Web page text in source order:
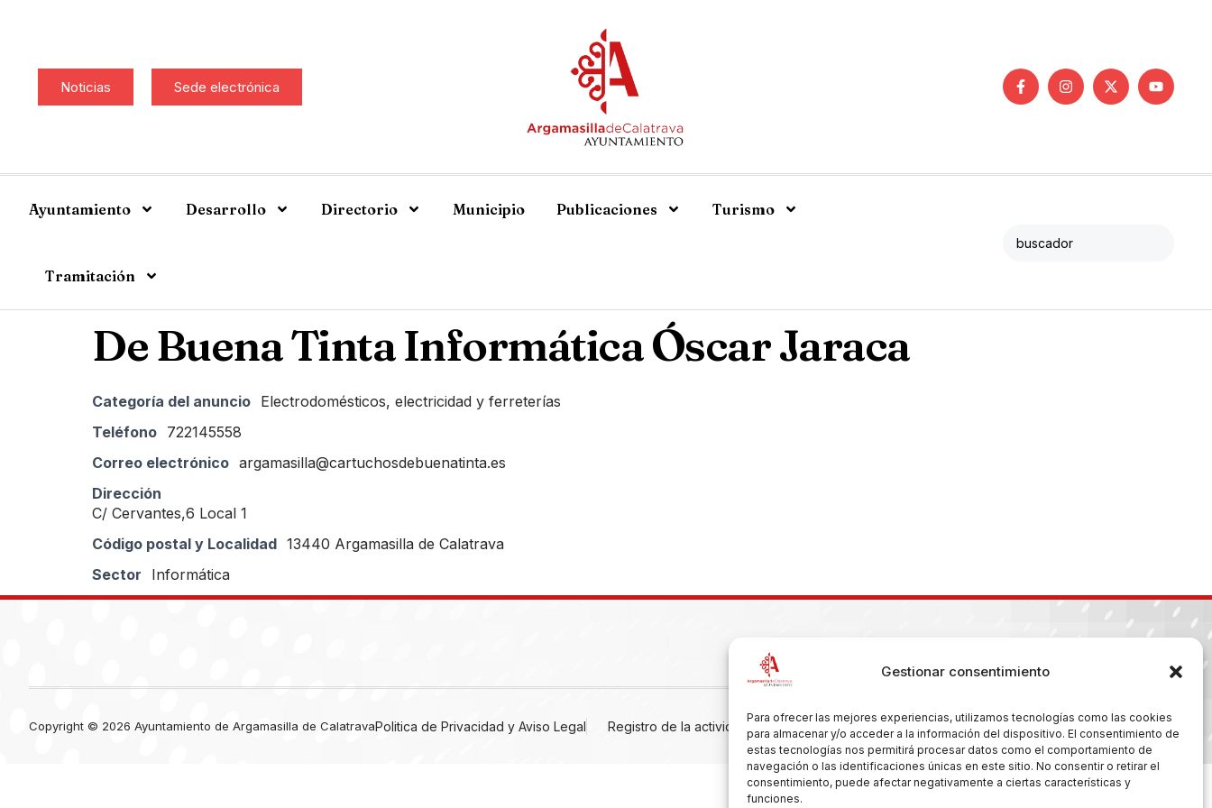
Gestionar consentimiento
Para ofrecer las mejores experiencias, utilizamos tecnologías como las cookies
para almacenar y/o acceder a la información del dispositivo. El consentimiento de
estas tecnologías nos permitirá procesar datos como el comportamiento de
navegación o las identificaciones únicas en este sitio. No consentir o retirar el
consentimiento, puede afectar negativamente a ciertas características y
funciones.
Noticias Sede electrónica
Ayuntamiento Desarrollo Directorio Municipio Publicaciones Turismo
Tramitación
De Buena Tinta Informática Óscar Jaraca
Categoría del anuncio Electrodomésticos, electricidad y ferreterías
Teléfono 722145558
Correo electrónico argamasilla@cartuchosdebuenatinta.es
Dirección
C/ Cervantes,6 Local 1
Código postal y Localidad 13440 Argamasilla de Calatrava
Sector
Informática
Copyright © 2026 Ayuntamiento de Argamasilla de CalatravaPolitica de Privacidad y Aviso Legal Registro de la actividad Cookies